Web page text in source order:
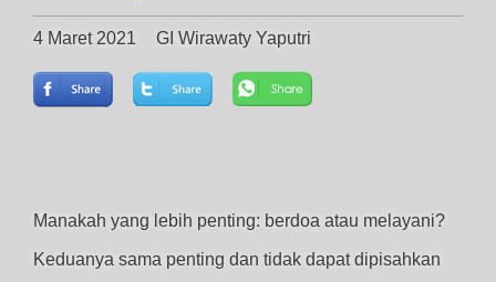
4 Maret 2021 GI Wirawaty Yaputri
Manakah yang lebih penting: berdoa atau melayani?
Keduanya sama penting dan tidak dapat dipisahkan